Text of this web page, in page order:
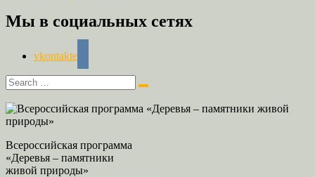
Мы в социальных сетях
vkontakte
Всероссийская программа
«Деревья – памятники
живой природы»